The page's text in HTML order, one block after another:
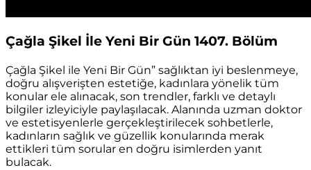
Çağla Şikel İle Yeni Bir Gün 1407. Bölüm
Çağla Şikel ile Yeni Bir Gün” sağlıktan iyi beslenmeye,
doğru alışverişten estetiğe, kadınlara yönelik tüm
konular ele alınacak, son trendler, farklı ve detaylı
bilgiler izleyiciyle paylaşılacak. Alanında uzman doktor
ve estetisyenlerle gerçekleştirilecek sohbetlerle,
kadınların sağlık ve güzellik konularında merak
ettikleri tüm sorular en doğru isimlerden yanıt
bulacak.